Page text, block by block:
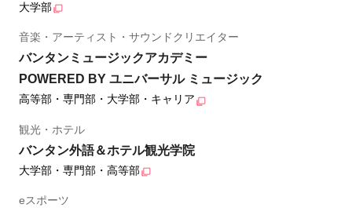
大学部
音楽・アーティスト・サウンドクリエイター
バンタンミュージックアカデミー
POWERED BY ユニバーサル ミュージック
高等部・専門部・大学部・キャリア
観光・ホテル
バンタン外語＆ホテル観光学院
大学部・専門部・高等部
eスポーツ